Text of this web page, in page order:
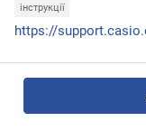
інструкції